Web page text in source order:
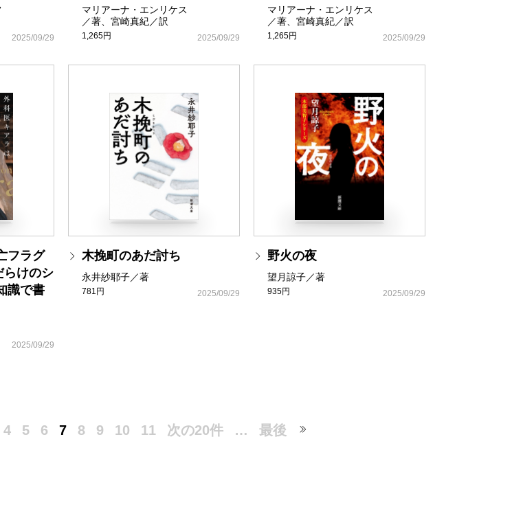
2025/09/29
マリアーナ・エンリケス
／著、宮崎真紀／訳
1,265円 2025/09/29
マリアーナ・エンリケス
／著、宮崎真紀／訳
1,265円 2025/09/29
フラグ
らけのシ
識で書
2025/09/29
木挽町のあだ討ち
永井紗耶子／著
781円 2025/09/29
野火の夜
望月諒子／著
935円 2025/09/29
4 5 6 7 8 9 10 11 次の20件 … 最後